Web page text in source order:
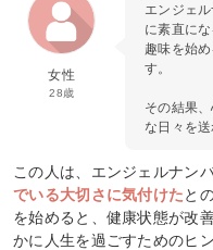
女性
28歳
エンジェ
に素直に
趣味を始
す。
その結果
な日々を送
この人は、エンジェルナン
でいる大切さに気付けたと
を始めると、健康状態が改
かに人生を過ごすためのヒ